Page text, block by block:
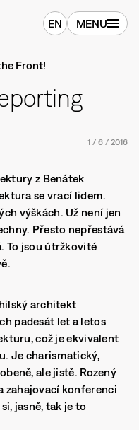
EN MENU
1 / 6 / 2016
z Benátek
se vrací lidem.
výškách. Už není jen
Přesto nepřestává
To jsou útržkovité
architekt
padesát let a letos
což je ekvivalent
Je charismatický,
ale jistě. Rozený
zahajovací konferenci
jasně, tak je to